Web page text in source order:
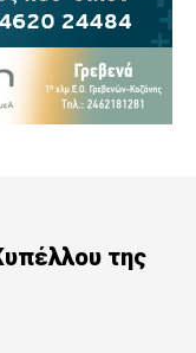
της